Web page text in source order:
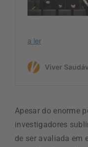
Apesar do enorme
investigadores
de ser avaliada em